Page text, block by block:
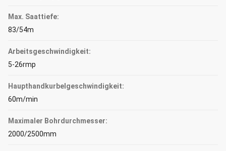
Max. Saattiefe:
83/54m
Arbeitsgeschwindigkeit:
5-26rmp
Haupthandkurbelgeschwindigkeit:
60m/min
Maximaler Bohrdurchmesser:
2000/2500mm